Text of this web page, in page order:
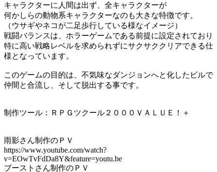
キャラクターに人間は出ず、全キャラクターが
何かしらの動物系キャラクターなのも大きな特徴です。
（ウサギやネコが二足歩行している様なイメージ）
戦闘バランスは、ホラーゲームである前提に設定されており
特に高い戦略レベルを求められずにサクサククリアできる仕
様となっています。
このゲームの目的は、不気味なダンジョンへと化したビルで
仲間と合流し、そして脱出する事です。
制作ツール：ＲＰＧツクール２０００ＶＡＬＵＥ！＋
雨影さん制作のＰＶ
https://www.youtube.com/watch?
v=EOwTvFdDa8Y&feature=youtu.be
ブーストさん制作のＰＶ